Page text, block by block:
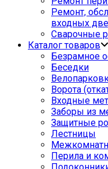
Ремонт,
входных
Сварочные
Каталог товаров
Безрамное
Беседки
Ворота
Входные
Заборы из
Защитные
Лестницы
Перила и